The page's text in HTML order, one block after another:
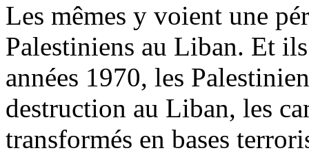
Les mêmes y voient une
Palestiniens au Liban. Et
années 1970, les
destruction au Liban, les
transformés en bases